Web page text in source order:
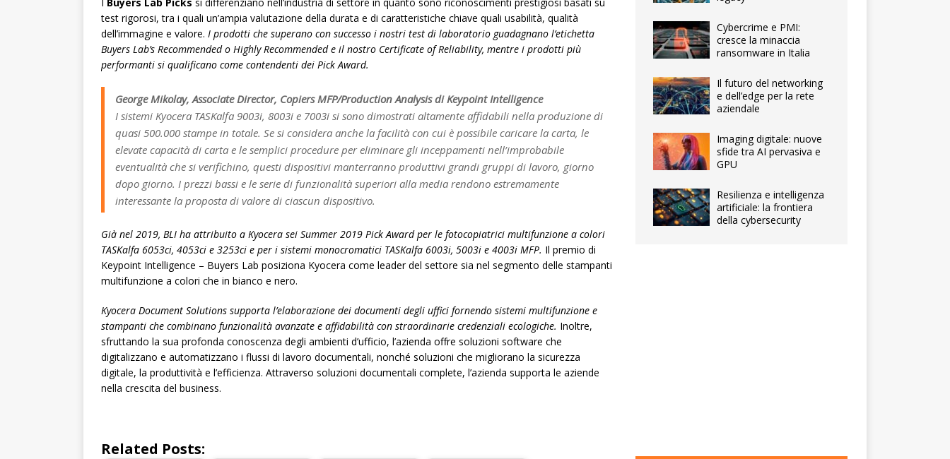
I Buyers Lab Picks si differenziano nell’industria di settore in quanto sono riconoscimenti prestigiosi basati su
test rigorosi, tra i quali un’ampia valutazione della durata e di caratteristiche chiave quali usabilità, qualità
dell’immagine e valore. I prodotti che superano con successo i nostri test di laboratorio guadagnano l’etichetta
Buyers Lab’s Recommended o Highly Recommended e il nostro Certificate of Reliability, mentre i prodotti più
performanti si qualificano come contendenti dei Pick Award.
George Mikolay, Associate Director, Copiers MFP/Production Analysis di Keypoint Intelligence
I sistemi Kyocera TASKalfa 9003i, 8003i e 7003i si sono dimostrati altamente affidabili nella produzione di
quasi 500.000 stampe in totale. Se si considera anche la facilità con cui è possibile caricare la carta, le
elevate capacità di carta e le semplici procedure per eliminare gli inceppamenti nell’improbabile
eventualità che si verifichino, questi dispositivi manterranno produttivi grandi gruppi di lavoro, giorno
dopo giorno. I prezzi bassi e le serie di funzionalità superiori alla media rendono estremamente
interessante la proposta di valore di ciascun dispositivo.
Già nel 2019, BLI ha attribuito a Kyocera sei Summer 2019 Pick Award per le fotocopiatrici multifunzione a colori
TASKalfa 6053ci, 4053ci e 3253ci e per i sistemi monocromatici TASKalfa 6003i, 5003i e 4003i MFP. Il premio di
Keypoint Intelligence – Buyers Lab posiziona Kyocera come leader del settore sia nel segmento delle stampanti
multifunzione a colori che in bianco e nero.
Kyocera Document Solutions supporta l’elaborazione dei documenti degli uffici fornendo sistemi multifunzione e
stampanti che combinano funzionalità avanzate e affidabilità con straordinarie credenziali ecologiche. Inoltre,
sfruttando la sua profonda conoscenza degli ambienti d’ufficio, l’azienda offre soluzioni software che
digitalizzano e automatizzano i flussi di lavoro documentali, nonché soluzioni che migliorano la sicurezza
digitale, la produttività e l’efficienza. Attraverso soluzioni documentali complete, l’azienda supporta le aziende
nella crescita del business.
Related Posts:
Cybercrime e PMI:
cresce la minaccia
ransomware in Italia
Il futuro del networking
e dell’edge per la rete
aziendale
Imaging digitale: nuove
sfide tra AI pervasiva e
GPU
Resilienza e intelligenza
artificiale: la frontiera
della cybersecurity